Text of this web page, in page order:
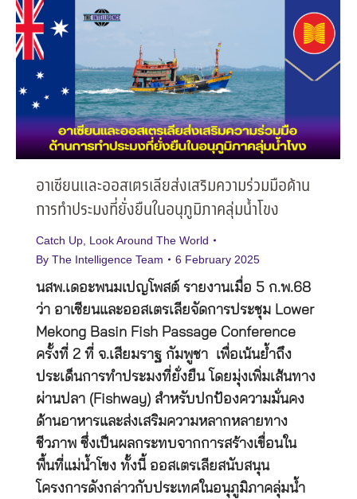
อาเซียนและออสเตรเลียส่งเสริมความร่วมมือด้าน
การทำประมงที่ยั่งยืนในอนุภูมิภาคลุ่มน้ำโขง
Catch Up Look Around The World
By The Intelligence Team 6 February 2025
นสพ.เดอะพนมเปญโพสต์ รายงานเมื่อ 5 ก.พ.68
ว่า อาเซียนและออสเตรเลียจัดการประชุม Lower
Mekong Basin Fish Passage Conference
ครั้งที่ 2 ที่ จ.เสียมราฐ กัมพูชา เพื่อเน้นย้ำถึง
ประเด็นการทำประมงที่ยั่งยืน โดยมุ่งเพิ่มเส้นทาง
ผ่านปลา (Fishway) สำหรับปกป้องความมั่นคง
ด้านอาหารและส่งเสริมความหลากหลายทาง
ชีวภาพ ซึ่งเป็นผลกระทบจากการสร้างเขื่อนใน
พื้นที่แม่น้ำโขง ทั้งนี้ ออสเตรเลียสนับสนุน
โครงการดังกล่าวกับประเทศในอนุภูมิภาคลุ่มน้ำ